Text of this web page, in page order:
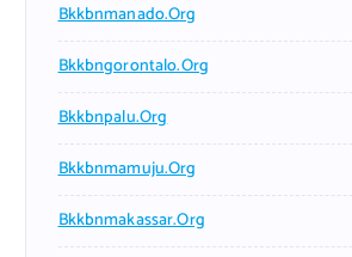
Bkkbnmanado.org
Bkkbngorontalo.org
Bkkbnpalu.org
Bkkbnmamuju.org
Bkkbnmakassar.org